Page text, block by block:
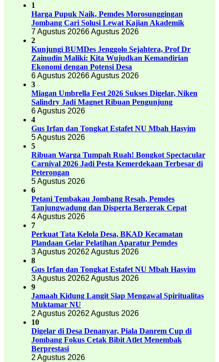
1
Harga Pupuk Naik, Pemdes Morosunggingan
Jombang Cari Solusi Lewat Kajian Akademik
7 Agustus 20266 Agustus 2026
2
Kunjungi BUMDes Jenggolo Sejahtera, Prof Dr
Zainudin Maliki: Kita Wujudkan Kemandirian
Ekonomi dengan Potensi Desa
6 Agustus 20266 Agustus 2026
3
Miagan Umbrella Fest 2026 Sukses Digelar, Niken
Salindry Jadi Magnet Ribuan Pengunjung
6 Agustus 2026
4
Gus Irfan dan Tongkat Estafet NU Mbah Hasyim
5 Agustus 2026
5
Ribuan Warga Tumpah Ruah! Bongkot Spectacular
Carnival 2026 Jadi Pesta Kemerdekaan Terbesar di
Peterongan
5 Agustus 2026
6
Petani Tembakau Jombang Resah, Pemdes
Tanjungwadung dan Disperta Bergerak Cepat
4 Agustus 2026
7
Perkuat Tata Kelola Desa, BKAD Kecamatan
Plandaan Gelar Pelatihan Aparatur Pemdes
3 Agustus 20262 Agustus 2026
8
Gus Irfan dan Tongkat Estafet NU Mbah Hasyim
3 Agustus 20262 Agustus 2026
9
Jamaah Kidung Langit Siap Mengawal Spiritualitas
Muktamar NU
2 Agustus 20262 Agustus 2026
10
Digelar di Desa Denanyar, Piala Danrem Cup di
Jombang Fokus Cetak Bibit Atlet Menembak
Berprestasi
2 Agustus 2026